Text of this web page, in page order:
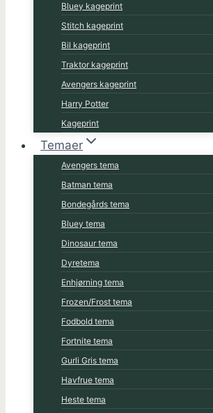
Bluey kageprint
Stitch kageprint
Bil kageprint
Traktor kageprint
Avengers kageprint
Harry Potter
Kageprint
Temaer
Avengers tema
Batman tema
Bondegårds tema
Bluey tema
Dinosaur tema
Dyretema
Enhjørning tema
Frozen/Frost tema
Fodbold tema
Fortnite tema
Gurli Gris tema
Havfrue tema
Heste tema